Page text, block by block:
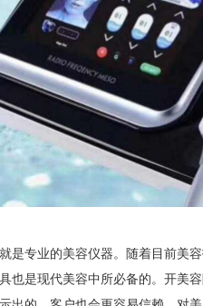
划
美莱宝美容仪厂家告诉您
产后骨盆修复有必要？美
轻熟女抗衰老护肤法！美
去橙皮纹、脱毛、美背！
盘点出眼纹的成因！美莱
生理痛也要按摩？这样「
靠眼霜改善黑眼圈？美容
专业的美容仪器。随着目前美
也是现代美容中所必备的。开美